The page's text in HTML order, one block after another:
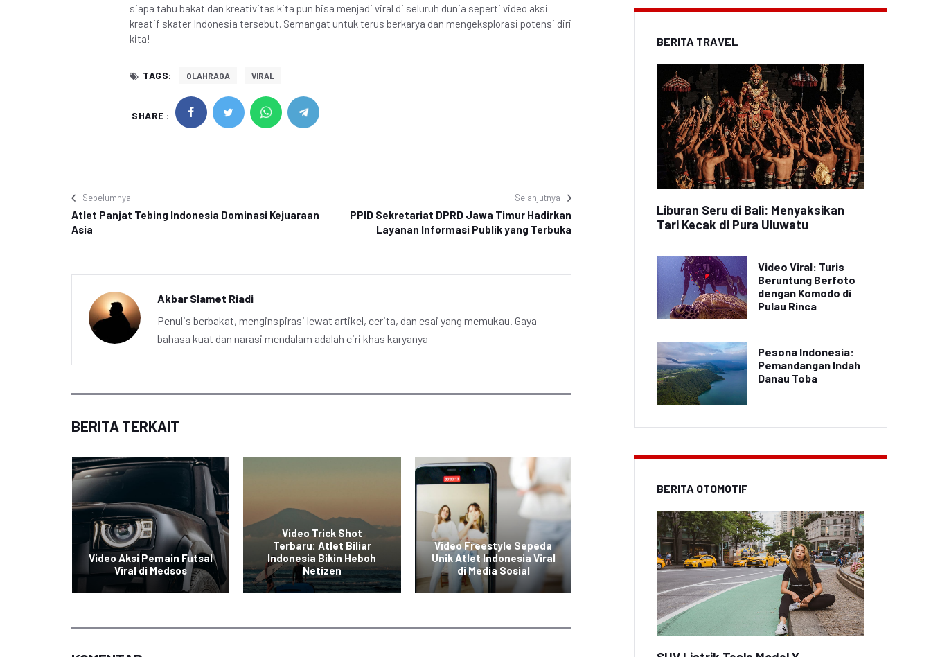
siapa tahu bakat dan kreativitas kita pun bisa menjadi viral di seluruh dunia seperti video aksi
kreatif skater Indonesia tersebut. Semangat untuk terus berkarya dan mengeksplorasi potensi diri
kita!
TAGS: OLAHRAGA VIRAL
SHARE :
Sebelumnya
Atlet Panjat Tebing Indonesia Dominasi Kejuaraan
Asia
Selanjutnya
PPID Sekretariat DPRD Jawa Timur Hadirkan
Layanan Informasi Publik yang Terbuka
Akbar Slamet Riadi
Penulis berbakat, menginspirasi lewat artikel, cerita, dan esai yang memukau. Gaya
bahasa kuat dan narasi mendalam adalah ciri khas karyanya
BERITA TERKAIT
Video Aksi Pemain Futsal
Viral di Medsos
Video Trick Shot
Terbaru: Atlet Biliar
Indonesia Bikin Heboh
Netizen
Video Freestyle Sepeda
Unik Atlet Indonesia Viral
di Media Sosial
Video Aksi Pemain Futsal
Viral di Medsos
Video Trick Shot
Terbaru: Atlet Biliar
Indonesia Bikin Heboh
Netizen
BERITA TRAVEL
Liburan Seru di Bali: Menyaksikan
Tari Kecak di Pura Uluwatu
Video Viral: Turis
Beruntung Berfoto
dengan Komodo di
Pulau Rinca
Pesona Indonesia:
Pemandangan Indah
Danau Toba
BERITA OTOMOTIF